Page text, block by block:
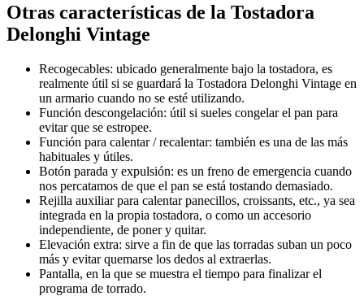
Otras características de la Tostadora
Delonghi Vintage
Recogecables: ubicado generalmente bajo la tostadora, es
realmente útil si se guardará la Tostadora Delonghi Vintage en
un armario cuando no se esté utilizando.
Función descongelación: útil si sueles congelar el pan para
evitar que se estropee.
Función para calentar / recalentar: también es una de las más
habituales y útiles.
Botón parada y expulsión: es un freno de emergencia cuando
nos percatamos de que el pan se está tostando demasiado.
Rejilla auxiliar para calentar panecillos, croissants, etc., ya sea
integrada en la propia tostadora, o como un accesorio
independiente, de poner y quitar.
Elevación extra: sirve a fin de que las torradas suban un poco
más y evitar quemarse los dedos al extraerlas.
Pantalla, en la que se muestra el tiempo para finalizar el
programa de torrado.